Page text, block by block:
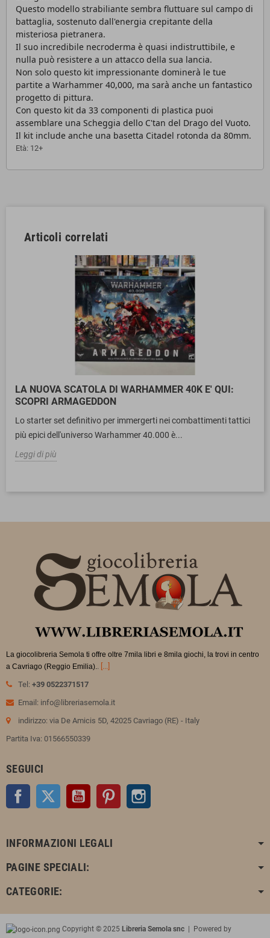
Questo modello strabiliante sembra fluttuare sul campo di
battaglia, sostenuto dall'energia crepitante della
misteriosa pietranera.
Il suo incredibile necroderma è quasi indistruttibile, e
nulla può resistere a un attacco della sua lancia.
Non solo questo kit impressionante dominerà le tue
partite a Warhammer 40,000, ma sarà anche un fantastico
progetto di pittura.
Con questo kit da 33 componenti di plastica puoi
assemblare una Scheggia dello C'tan del Drago del Vuoto.
Il kit include anche una basetta Citadel rotonda da 80mm.
Età: 12+
Articoli correlati
LA NUOVA SCATOLA DI WARHAMMER 40K E' QUI:
SCOPRI ARMAGEDDON
Lo starter set definitivo per immergerti nei combattimenti tattici
più epici dell'universo Warhammer 40.000 è...
Leggi di più
La giocolibreria Semola ti offre oltre 7mila libri e 8mila giochi, la trovi in centro
a Cavriago (Reggio Emilia). . [...]
Tel: +39 0522371517
Email: info@libreriasemola.it
indirizzo: via De Amicis 5D, 42025 Cavriago (RE) - Italy
Partita Iva: 01566550339
SEGUICI
Facebook Twitter YouTube Pinterest
INFORMAZIONI LEGALI
PAGINE SPECIALI:
CATEGORIE:
Copyright © 2025 Libreria Semola snc | Powered by